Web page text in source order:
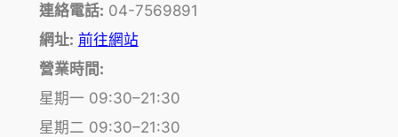
連絡電話: 04-7569891
網址: 前往網站
營業時間:
星期一 09:30–21:30
星期二 09:30–21:30